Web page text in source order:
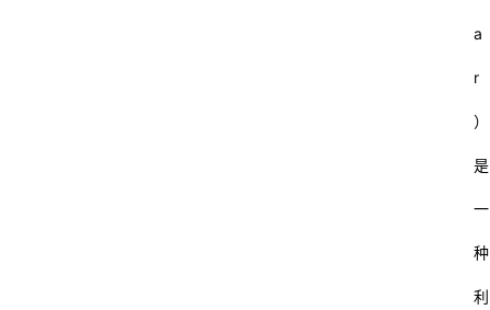
a
r
）
是
一
种
利